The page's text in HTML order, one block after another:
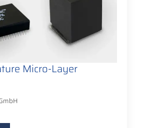
Micro-Layer